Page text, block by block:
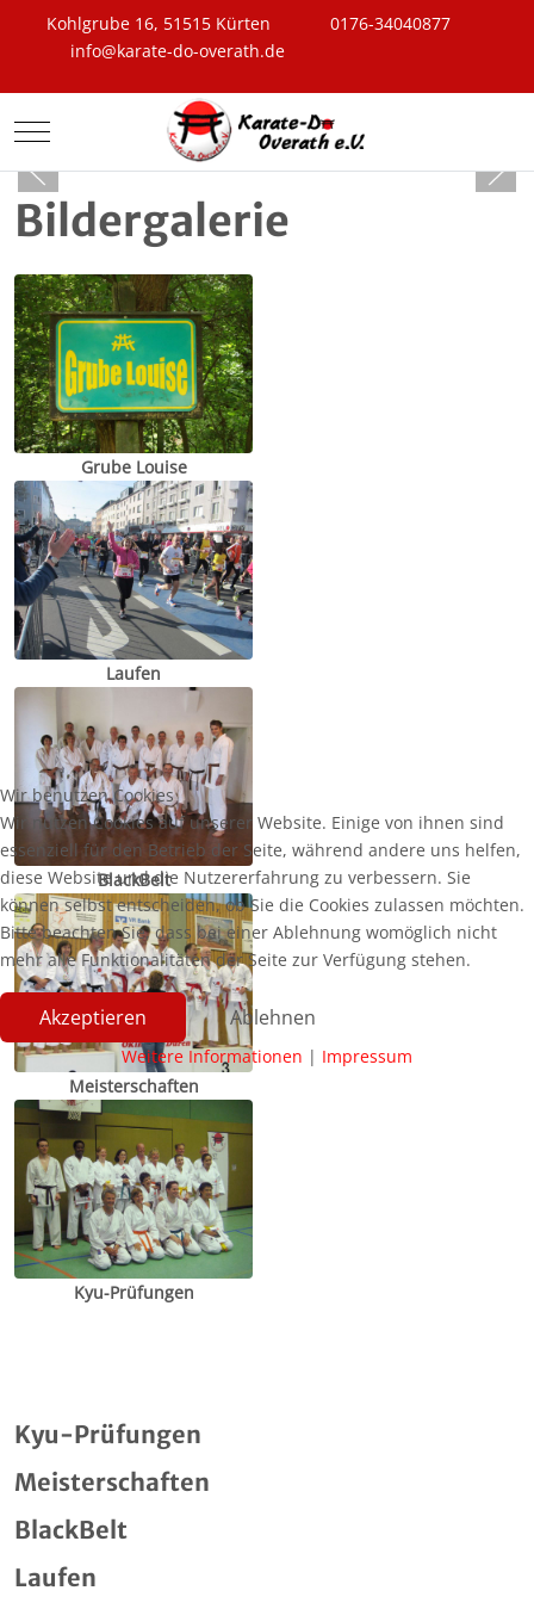
Kohlgrube 16, 51515 Kürten
0176-34040877
info@karate-do-overath.de
Mobile Menu Toggle
Bildergalerie
Grube Louise
Laufen
BlackBelt
Meisterschaften
Kyu-Prüfungen
Kyu-Prüfungen
Meisterschaften
BlackBelt
Laufen
Wir benutzen Cookies
Wir nutzen Cookies auf unserer Website. Einige von ihnen sind
essenziell für den Betrieb der Seite, während andere uns helfen,
diese Website und die Nutzererfahrung zu verbessern. Sie
können selbst entscheiden, ob Sie die Cookies zulassen möchten.
Bitte beachten Sie, dass bei einer Ablehnung womöglich nicht
mehr alle Funktionalitäten der Seite zur Verfügung stehen.
Akzeptieren Ablehnen
Weitere Informationen | Impressum